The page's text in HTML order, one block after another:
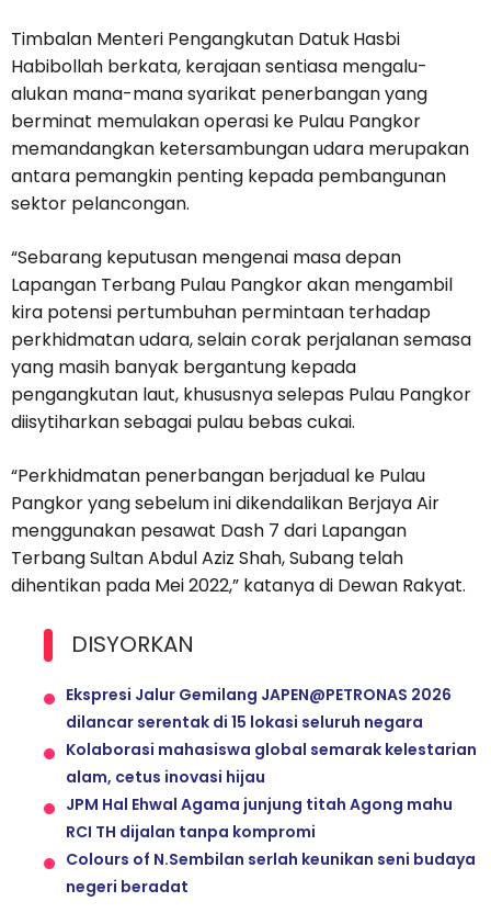
Timbalan Menteri Pengangkutan DatukHasbi
Habibollah berkata, kerajaan sentiasa mengalu-
alukan mana-mana syarikat penerbangan yang
berminat memulakan operasi ke Pulau Pangkor
memandangkan ketersambungan udara merupakan
antara pemangkin penting kepada pembangunan
sektor pelancongan.
“Sebarang keputusan mengenai masa depan
Lapangan Terbang Pulau Pangkor akan mengambil
kira potensi pertumbuhan permintaan terhadap
perkhidmatan udara, selain corak perjalanan semasa
yang masih banyak bergantung kepada
pengangkutan laut, khususnya selepas Pulau Pangkor
diisytiharkan sebagai pulau bebas cukai.
“Perkhidmatan penerbangan berjadual ke Pulau
Pangkor yang sebelum ini dikendalikan Berjaya Air
menggunakan pesawat Dash 7 dari Lapangan
Terbang Sultan Abdul Aziz Shah, Subang telah
dihentikan pada Mei 2022,” katanya di Dewan Rakyat.
DISYORKAN
Ekspresi Jalur Gemilang JAPEN@PETRONAS 2026
dilancar serentak di 15 lokasi seluruh negara
Kolaborasi mahasiswa global semarak kelestarian
alam, cetus inovasi hijau
JPM Hal Ehwal Agama junjung titah Agong mahu
RCI TH dijalan tanpa kompromi
Colours of N.Sembilan serlah keunikan seni budaya
negeri beradat